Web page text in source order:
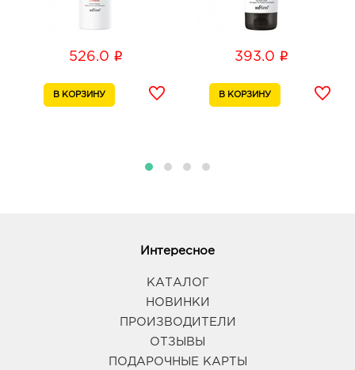
526.0 i 393.0 i
Интересное
КАТАЛОГ
НОВИНКИ
ПРОИЗВОДИТЕЛИ
ОТЗЫВЫ
ПОДАРОЧНЫЕ КАРТЫ